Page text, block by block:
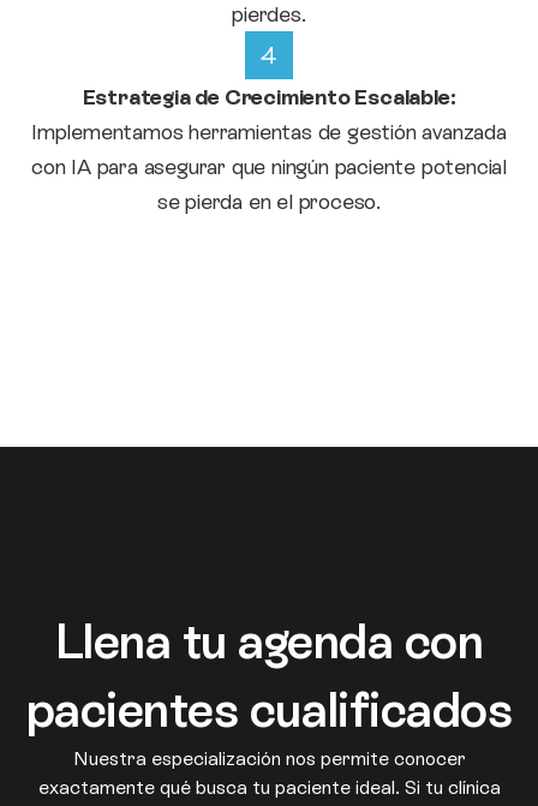
pierdes.
Estrategia de Crecimiento Escalable:
Implementamos herramientas de gestión avanzada
con IA para asegurar que ningún paciente potencial
se pierda en el proceso.
Llena tu agenda con
pacientes cualificados
Nuestra especialización nos permite conocer
exactamente qué busca tu paciente ideal. Si tu clínica